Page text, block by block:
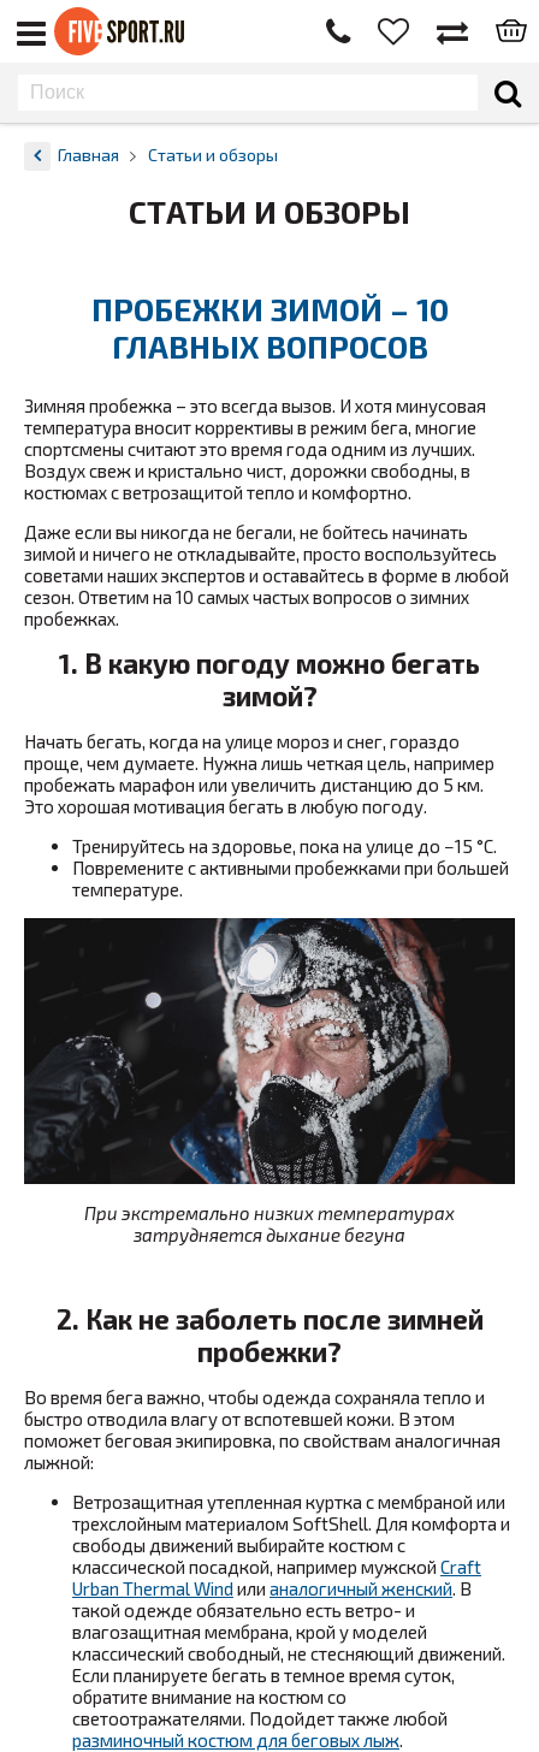
Главная Статьи и обзоры
СТАТЬИ И ОБЗОРЫ
ПРОБЕЖКИ ЗИМОЙ – 10
ГЛАВНЫХ ВОПРОСОВ
Зимняя пробежка – это всегда вызов. И хотя минусовая
температура вносит коррективы в режим бега, многие
спортсмены считают это время года одним из лучших.
Воздух свеж и кристально чист, дорожки свободны, в
костюмах с ветрозащитой тепло и комфортно.
Даже если вы никогда не бегали, не бойтесь начинать
зимой и ничего не откладывайте, просто воспользуйтесь
советами наших экспертов и оставайтесь в форме в любой
сезон. Ответим на 10 самых частых вопросов о зимних
пробежках.
1. В какую погоду можно бегать
зимой?
Начать бегать, когда на улице мороз и снег, гораздо
проще, чем думаете. Нужна лишь четкая цель, например
пробежать марафон или увеличить дистанцию до 5 км.
Это хорошая мотивация бегать в любую погоду.
Тренируйтесь на здоровье, пока на улице до −15 °C.
Повремените с активными пробежками при большей
температуре.
При экстремально низких температурах
затрудняется дыхание бегуна
2. Как не заболеть после зимней
пробежки?
Во время бега важно, чтобы одежда сохраняла тепло и
быстро отводила влагу от вспотевшей кожи. В этом
поможет беговая экипировка, по свойствам аналогичная
лыжной:
Ветрозащитная утепленная куртка с мембраной или
трехслойным материалом SoftShell. Для комфорта и
свободы движений выбирайте костюм с
классической посадкой, например мужской Craft
Urban Thermal Wind или аналогичный женский. В
такой одежде обязательно есть ветро- и
влагозащитная мембрана, крой у моделей
классический свободный, не стесняющий движений.
Если планируете бегать в темное время суток,
обратите внимание на костюм со
светоотражателями. Подойдет также любой
разминочный костюм для беговых лыж.